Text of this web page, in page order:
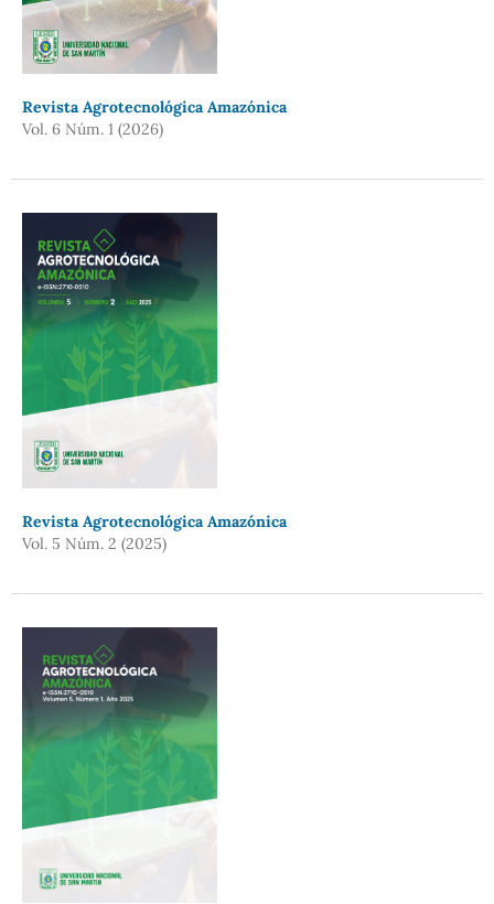
Revista Agrotecnológica Amazónica
Vol. 6 Núm. 1 (2026)
Revista Agrotecnológica Amazónica
Vol. 5 Núm. 2 (2025)